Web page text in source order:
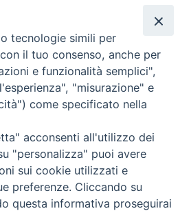
Ago 2026 >>
g v s
d
6 7 8
9
13 14 15
19 21
tecnologie simili per
il tuo consenso, anche per
e funzionalità semplici",
"misurazione" e
come specificato nella
acconsenti all'utilizzo dei
"personalizza" puoi avere
sui cookie utilizzati e
preferenze. Cliccando su
questa informativa proseguirai